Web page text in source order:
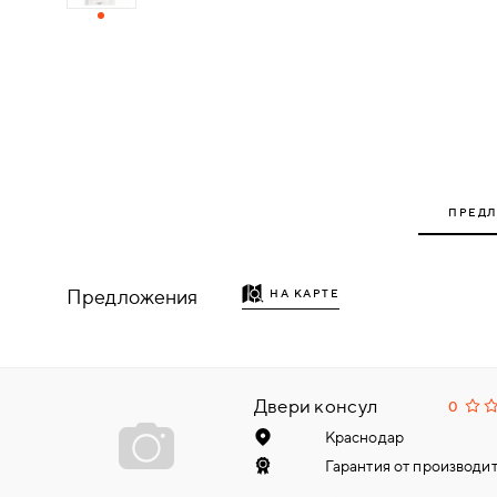
НАСТЕННЫЕ
Предложения НА КАРТЕ
Двери консул 0
Краснодар
Гарантия от